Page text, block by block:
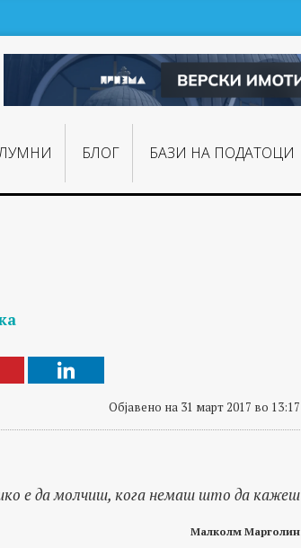
БЛОГ БАЗИ НА ПОДАТОЦИ
Објавено на 31 март 2017 во 13:17
е да молчиш, кога немаш што да кажеш
Малколм Марголин